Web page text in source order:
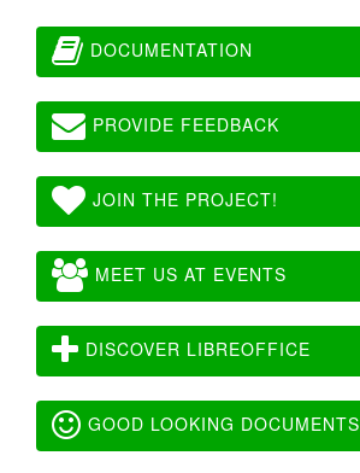
DOCUMENTATION
PROVIDE FEEDBACK
JOIN THE PROJECT!
MEET US AT EVENTS
DISCOVER LIBREOFFICE
GOOD LOOKING DOCUMENTS